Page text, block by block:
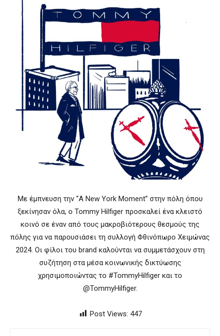
Με έμπνευση την “A New York Moment” στην πόλη όπου
ξεκίνησαν όλα, ο Tommy Hilfiger προσκαλεί ένα κλειστό
κοινό σε έναν από τους μακροβιότερους θεσμούς της
πόλης για να παρουσιάσει τη συλλογή Φθινόπωρο Χειμώνας
2024. Οι φίλοι του brand καλούνται να συμμετάσχουν στη
συζήτηση στα μέσα κοινωνικής δικτύωσης
χρησιμοποιώντας το #TommyHilfiger και το
@TommyHilfiger.
Post Views: 447